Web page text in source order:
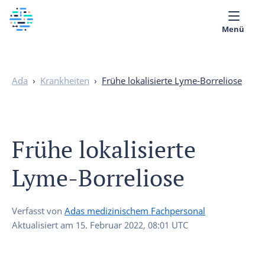
Menü
Ada › Krankheiten › Frühe lokalisierte Lyme-Borreliose
Frühe lokalisierte
Lyme-Borreliose
Verfasst von Adas medizinischem Fachpersonal
Aktualisiert am 15. Februar 2022, 08:01 UTC